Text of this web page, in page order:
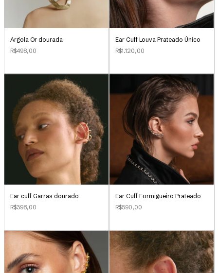
Argola Or dourada
R$498,00
Ear Cuff Louva Prateado Único
R$1.120,00
Ear cuff Garras dourado
R$398,00
Ear Cuff Formigueiro Prateado
R$590,00